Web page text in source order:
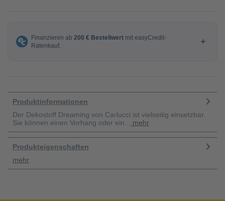
Produktinformationen
Der Dekostoff Dreaming von Carlucci ist vielseitig einsetzbar.
Sie können einen Vorhang oder ein...
mehr
Produkteigenschaften
mehr